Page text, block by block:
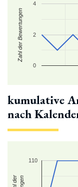
0
2
4
Zahl der Bewertungen
kumulative
nach
110